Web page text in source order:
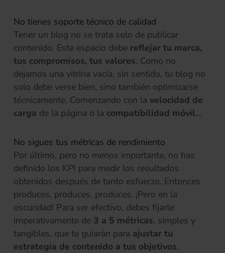
No tienes soporte técnico de calidad
Tener un blog no se trata solo de publicar
contenido. Este espacio debe reflejar tu marca,
tus compromisos, tus valores. Como no
dejamos una vitrina vacía, sin sentido, tu blog no
solo debe verse bien, sino también optimizarse
técnicamente. Comenzando con lavelocidad de
carga de la página o la compatibilidad móvil…
No sigues tus métricas de rendimiento
Por último, pero no menos importante, no has
definido los KPI para medir los resultados
obtenidos después de tanto esfuerzo. Entonces
produces, produces, produces. ¡Pero en la
oscuridad! Para ser efectivo, debes fijarte
imperativamente de 3 a 5 métricas, simples y
tangibles, que te guiarán para ajustar tu
estrategia de contenido a tus objetivos.